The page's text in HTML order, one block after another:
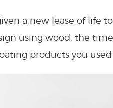
a new lease of life
using wood, the
products you